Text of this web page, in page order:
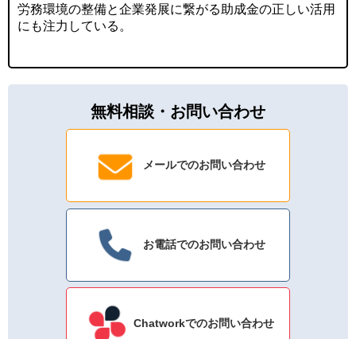
労務環境の整備と企業発展に繋がる助成金の正しい活用
にも注力している。
無料相談・お問い合わせ
メールでのお問い合わせ
お電話でのお問い合わせ
Chatworkでのお問い合わせ